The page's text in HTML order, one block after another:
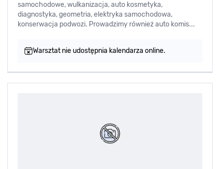
samochodowe, wulkanizacja, auto kosmetyka,
diagnostyka, geometria, elektryka samochodowa,
konserwacja podwozi. Prowadzimy również auto komis...
Warsztat nie udostępnia kalendarza online.